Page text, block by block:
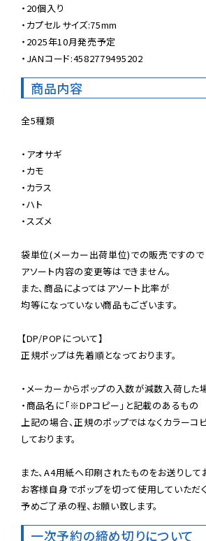
・20個入り
・カプセルサイズ:75mm
・2025年10月発売予定
・JANコード:4582779495202
商品内容
全5種類
・アオサギ
・カモ
・カラス
・ハト
・スズメ
袋単位(メーカー出荷単位)での販売ですので
アソート内容の変更等はできません。
また、商品によってはアソート比率が
均等になっていない商品もございます。
【DP/POPについて】
正規ポップは先着順となっております。
・メーカーからポップの入数が減数入荷した
・商品名に「※DPコピー」と記載のあるもの
上記の場合、正規のポップではなくカラーコ
しております。
また、A4用紙へ印刷されたものをお送りして
お客様自身でポップを切って使用していただく
予めご了承の程、お願い致します。
一次予約の締め切りについて